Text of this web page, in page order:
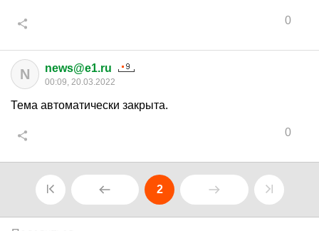
0
N news@e1.ru
00:09, 20.03.2022
Тема автоматически закрыта.
0
2